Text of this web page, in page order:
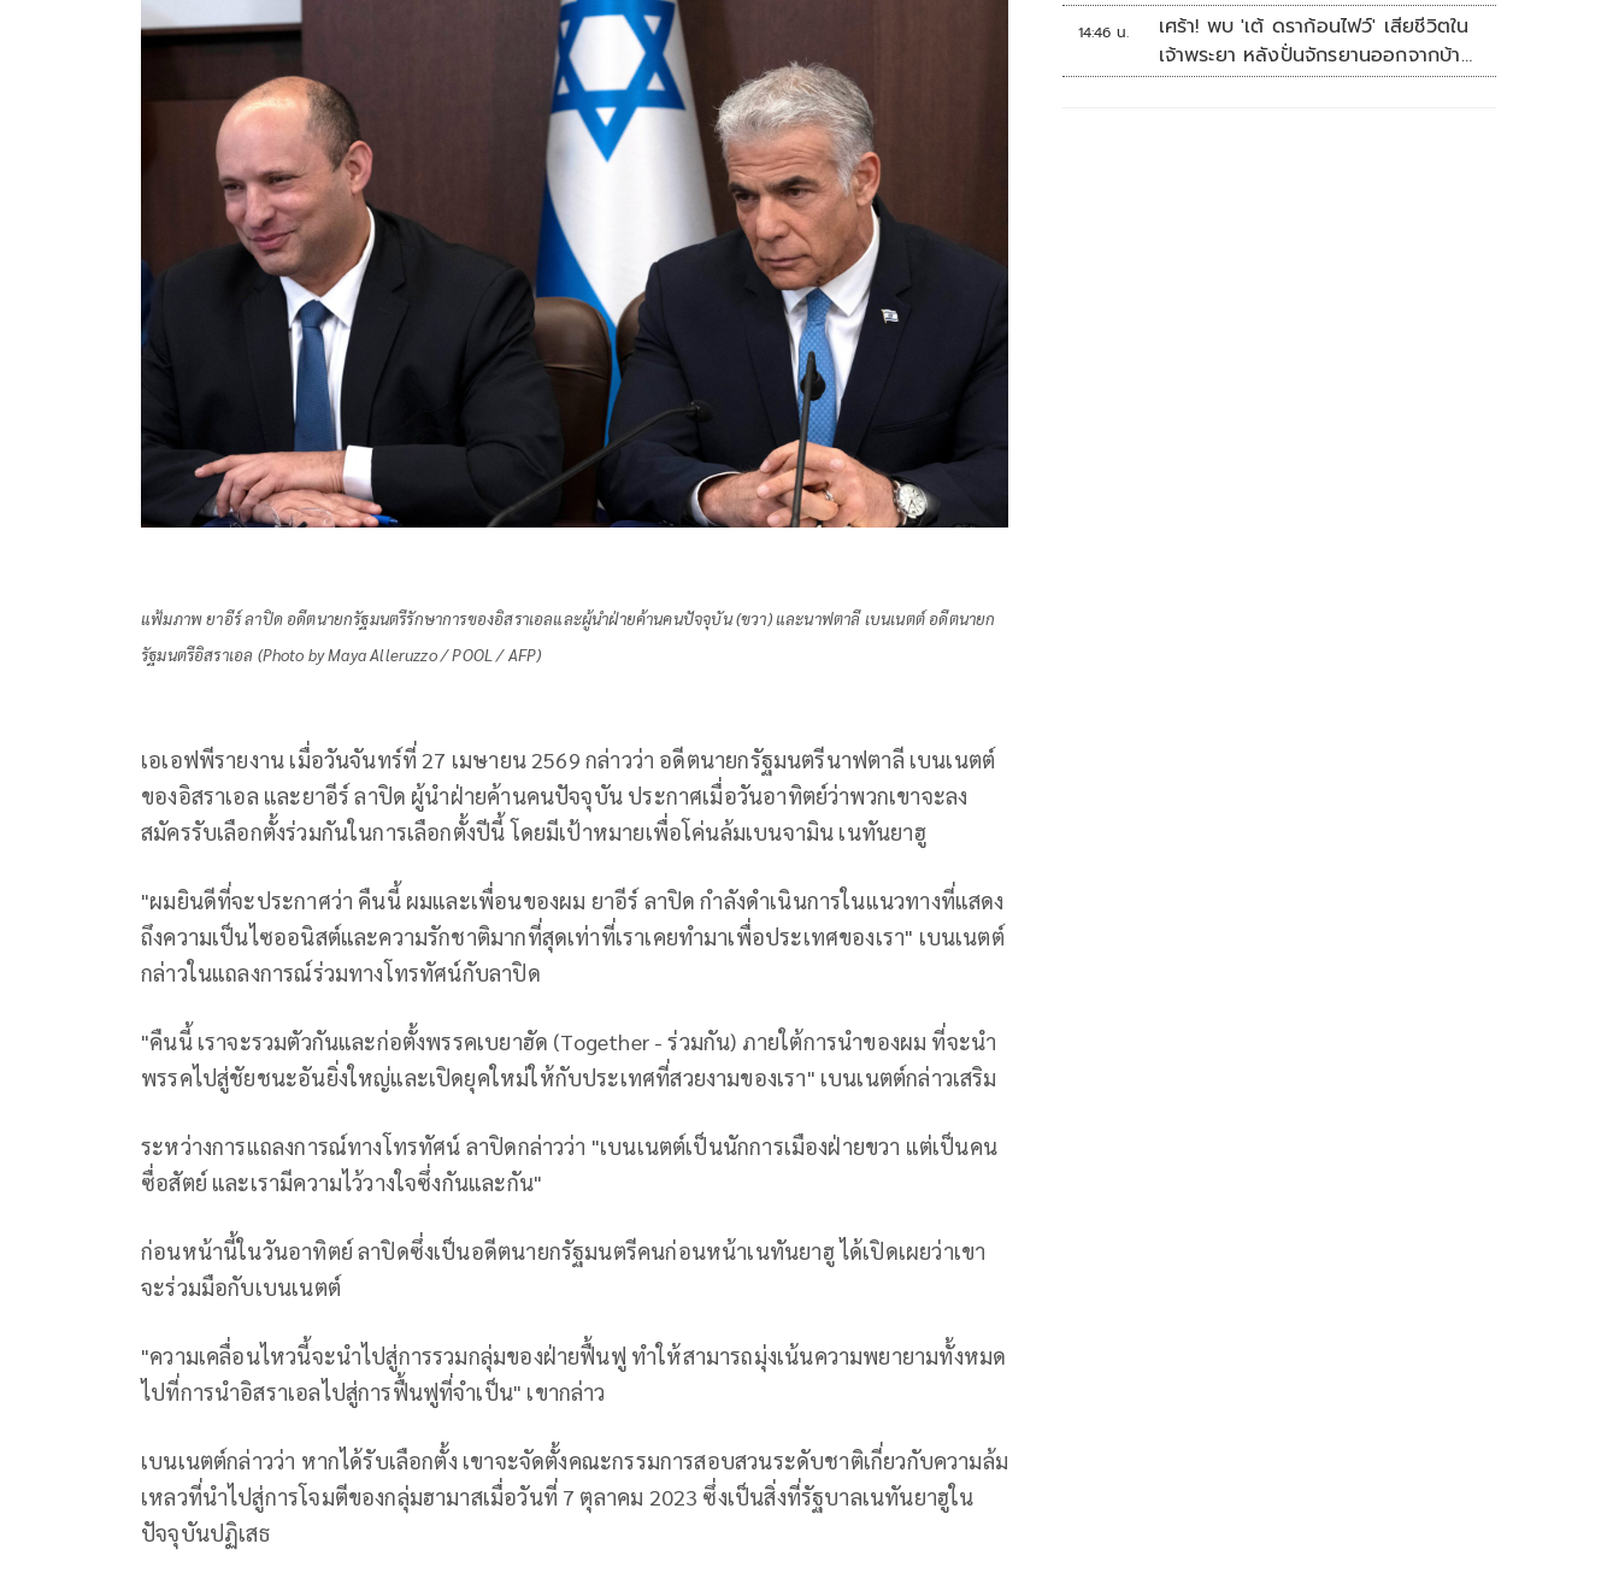
แฟ้มภาพ ยาอีร์ ลาปิด อดีตนายกรัฐมนตรีรักษาการของอิสราเอลและผู้นำฝ่ายค้านคนปัจจุบัน (ขวา) และนาฟตาลี เบนเนตต์ อดีตนายก
รัฐมนตรีอิสราเอล (Photo by Maya Alleruzzo / POOL / AFP)
เอเอฟพีรายงาน เมื่อวันจันทร์ที่ 27 เมษายน 2569 กล่าวว่า อดีตนายกรัฐมนตรีนาฟตาลี เบนเนตต์
ของอิสราเอล และยาอีร์ ลาปิด ผู้นำฝ่ายค้านคนปัจจุบัน ประกาศเมื่อวันอาทิตย์ว่าพวกเขาจะลง
สมัครรับเลือกตั้งร่วมกันในการเลือกตั้งปีนี้ โดยมีเป้าหมายเพื่อโค่นล้มเบนจามิน เนทันยาฮู
"ผมยินดีที่จะประกาศว่า คืนนี้ ผมและเพื่อนของผม ยาอีร์ ลาปิด กำลังดำเนินการในแนวทางที่แสดง
ถึงความเป็นไซออนิสต์และความรักชาติมากที่สุดเท่าที่เราเคยทำมาเพื่อประเทศของเรา" เบนเนตต์
กล่าวในแถลงการณ์ร่วมทางโทรทัศน์กับลาปิด
"คืนนี้ เราจะรวมตัวกันและก่อตั้งพรรคเบยาฮัด (Together - ร่วมกัน) ภายใต้การนำของผม ที่จะนำ
พรรคไปสู่ชัยชนะอันยิ่งใหญ่และเปิดยุคใหม่ให้กับประเทศที่สวยงามของเรา" เบนเนตต์กล่าวเสริม
ระหว่างการแถลงการณ์ทางโทรทัศน์ ลาปิดกล่าวว่า "เบนเนตต์เป็นนักการเมืองฝ่ายขวา แต่เป็นคน
ซื่อสัตย์ และเรามีความไว้วางใจซึ่งกันและกัน"
ก่อนหน้านี้ในวันอาทิตย์ ลาปิดซึ่งเป็นอดีตนายกรัฐมนตรีคนก่อนหน้าเนทันยาฮู ได้เปิดเผยว่าเขา
จะร่วมมือกับเบนเนตต์
"ความเคลื่อนไหวนี้จะนำไปสู่การรวมกลุ่มของฝ่ายฟื้นฟู ทำให้สามารถมุ่งเน้นความพยายามทั้งหมด
ไปที่การนำอิสราเอลไปสู่การฟื้นฟูที่จำเป็น" เขากล่าว
เบนเนตต์กล่าวว่า หากได้รับเลือกตั้ง เขาจะจัดตั้งคณะกรรมการสอบสวนระดับชาติเกี่ยวกับความล้ม
เหลวที่นำไปสู่การโจมตีของกลุ่มฮามาสเมื่อวันที่ 7 ตุลาคม 2023 ซึ่งเป็นสิ่งที่รัฐบาลเนทันยาฮูใน
ปัจจุบันปฏิเสธ
14:46 น.
เศร้า! พบ 'เต้ ดราก้อนไฟว์' เสียชีวิตใน
เจ้าพระยา หลังปั่นจักรยานออกจากบ้าน
ตี 4